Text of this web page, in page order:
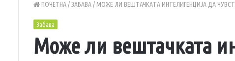
ПОЧЕТНА/ЗАБАВА/ МОЖЕ ЛИ ВЕШТАЧКАТА ИНТЕЛИГЕНЦИЈА ДА
Забава
Може ли вештачката